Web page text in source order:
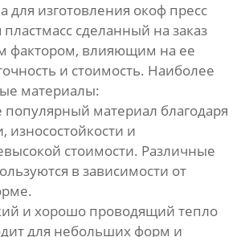
для изготовления окоф пресс
сделанный на заказ
фактором, влияющим на ее
и стоимость. Наиболее
материалы:
материал благодаря
износостойкости и
стоимости. Различные
в зависимости от
и хорошо проводящий тепло
для небольших форм и